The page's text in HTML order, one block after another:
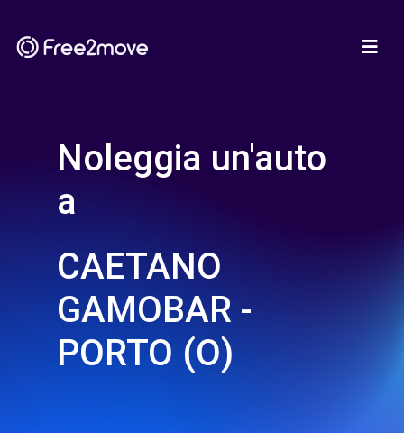
Noleggia un'auto
a
CAETANO
GAMOBAR -
PORTO (O)